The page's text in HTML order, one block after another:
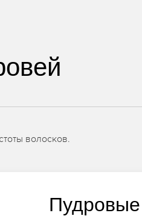
волосков.